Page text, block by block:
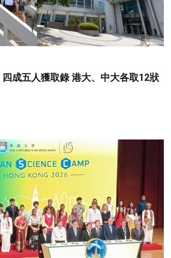
四成五人獲取錄 港大、中大各取12狀